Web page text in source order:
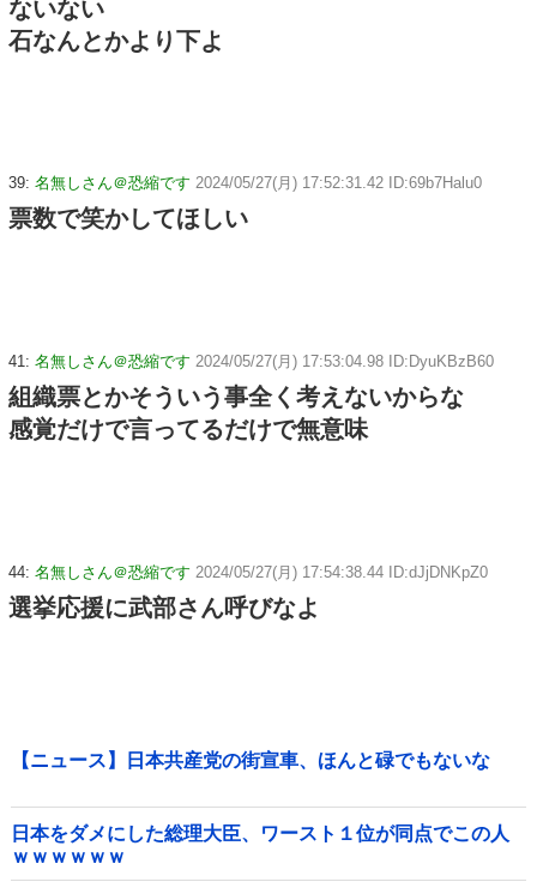
ないない
石なんとかより下よ
39: 名無しさん＠恐縮です 2024/05/27(月) 17:52:31.42 ID:69b7Halu0
票数で笑かしてほしい
41: 名無しさん＠恐縮です 2024/05/27(月) 17:53:04.98 ID:DyuKBzB60
組織票とかそういう事全く考えないからな
感覚だけで言ってるだけで無意味
44: 名無しさん＠恐縮です 2024/05/27(月) 17:54:38.44 ID:dJjDNKpZ0
選挙応援に武部さん呼びなよ
【ニュース】日本共産党の街宣車、ほんと碌でもないな
日本をダメにした総理大臣、ワースト１位が同点でこの人
ｗｗｗｗｗｗ